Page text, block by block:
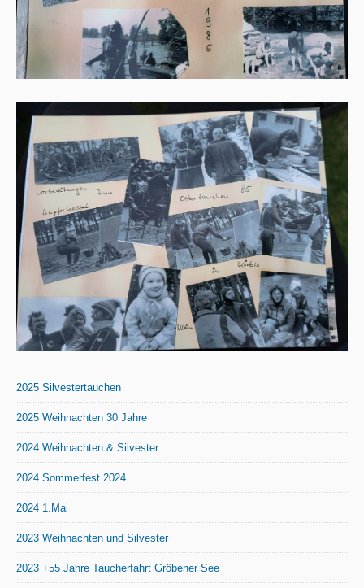
2025 Silvestertauchen
2025 Weihnachten 30 Jahre
2024 Weihnachten & Silvester
2024 Sommerfest 2024
2024 1.Mai
2023 Weihnachten und Silvester
2023 +55 Jahre Taucherfahrt Gröbener See